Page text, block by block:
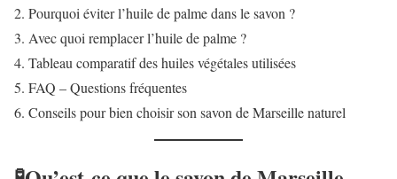
Pourquoi éviter l’huile de palme dans le savon ?
Avec quoi remplacer l’huile de palme ?
Tableau comparatif des huiles végétales utilisées
FAQ – Questions fréquentes
Conseils pour bien choisir son savon de Marseille naturel